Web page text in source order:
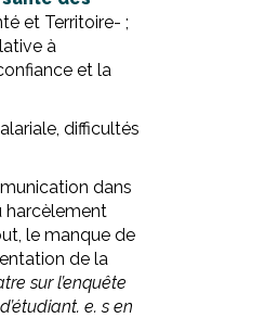
et Territoire- ;
à
et la
difficultés
dans
harcèlement
le manque de
de la
sur l’enquête
e. s en